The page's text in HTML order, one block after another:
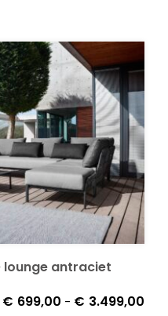
lounge antraciet
€ 699,00 - € 3.499,00